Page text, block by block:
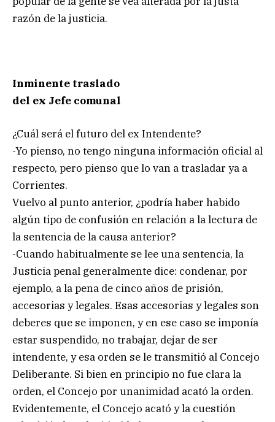
razón de la justicia.
Inminente traslado
del ex Jefe comunal
¿Cuál será el futuro del ex Intendente?
-Yo pienso, no tengo ninguna información oficial al
respecto, pero pienso que lo van a trasladar ya a
Corrientes.
Vuelvo al punto anterior, ¿podría haber habido
algún tipo de confusión en relación a la lectura de
la sentencia de la causa anterior?
-Cuando habitualmente se lee una sentencia, la
Justicia penal generalmente dice: condenar, por
ejemplo, a la pena de cinco años de prisión,
accesorias y legales. Esas accesorias y legales son
deberes que se imponen, y en ese caso se imponía
estar suspendido, no trabajar, dejar de ser
intendente, y esa orden se le transmitió al Concejo
Deliberante. Si bien en principio no fue clara la
orden, el Concejo por unanimidad acató la orden.
Evidentemente, el Concejo acató y la cuestión